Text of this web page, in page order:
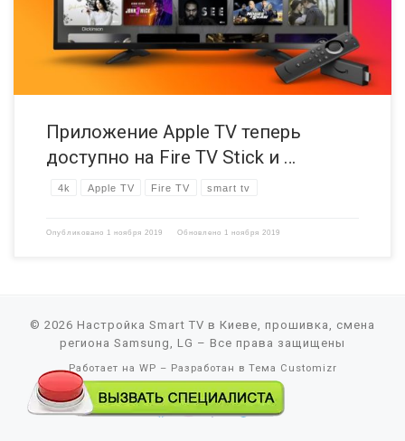
Ну, это все в прошлом! Представляем приложение Apple TV на […]
Приложение Apple TV теперь
доступно на Fire TV Stick и …
4k Apple TV Fire TV smart tv
Опубликовано 1 ноября 2019 Обновлено 1 ноября 2019
© 2026 Настройка Smart TV в Киеве, прошивка, смена
региона Samsung, LG – Все права защищены
Работает на WP – Разработан в Тема Customizr